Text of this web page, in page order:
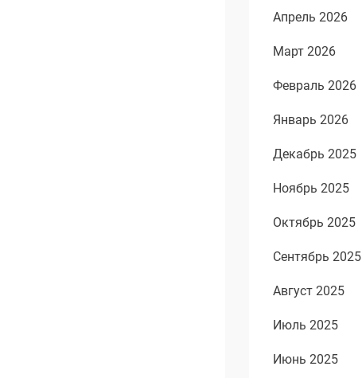
Апрель 2026
Март 2026
Февраль 2026
Январь 2026
Декабрь 2025
Ноябрь 2025
Октябрь 2025
Сентябрь 2025
Август 2025
Июль 2025
Июнь 2025